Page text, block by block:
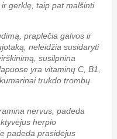
gerklę, taip pat malšinti
praplečia galvos ir
neleidžia susidaryti
susilpnina
yra vitaminų C, B1,
trukdo trombų
nervus, padeda
herpio
padeda prasidėjus